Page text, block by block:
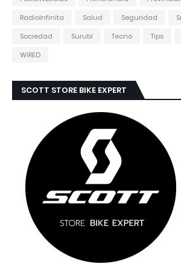
RadioInfinita
Salud Seguridad
Sociedad
Surubí Tecno Tips
WIRED
SCOTT STORE BIKE EXPERT